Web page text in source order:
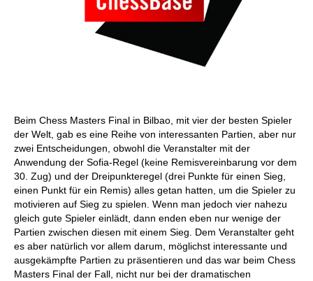
Beim Chess Masters Final in Bilbao, mit vier der besten Spieler
der Welt, gab es eine Reihe von interessanten Partien, aber nur
zwei Entscheidungen, obwohl die Veranstalter mit der
Anwendung der Sofia-Regel (keine Remisvereinbarung vor dem
30. Zug) und der Dreipunkteregel (drei Punkte für einen Sieg,
einen Punkt für ein Remis) alles getan hatten, um die Spieler zu
motivieren auf Sieg zu spielen. Wenn man jedoch vier nahezu
gleich gute Spieler einlädt, dann enden eben nur wenige der
Partien zwischen diesen mit einem Sieg. Dem Veranstalter geht
es aber natürlich vor allem darum, möglichst interessante und
ausgekämpfte Partien zu präsentieren und das war beim Chess
Masters Final der Fall, nicht nur bei der dramatischen